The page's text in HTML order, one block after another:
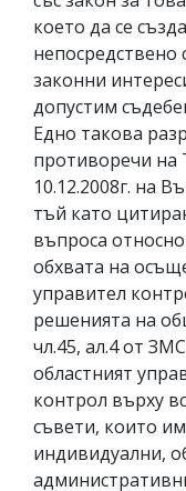
което да се
непосредствено
законни
допустим
Едно такова
противоречи
10.12.2008г. на
тъй като
въпроса
обхвата на
управител
решенията на
чл.45, ал.4 от
областният
контрол върху
съвети, които
индивидуални,